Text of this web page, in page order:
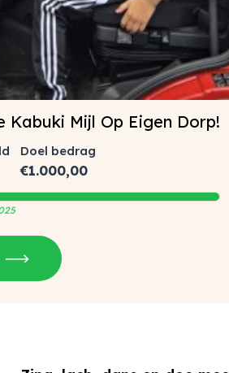
Kabuki Mijl Op Eigen Dorp!
€1.000,00
Doel bedrag